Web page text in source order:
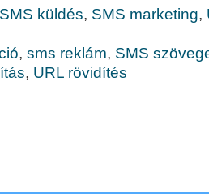
SMS küldés, SMS marketing,
, sms reklám, SMS
, URL rövidítés